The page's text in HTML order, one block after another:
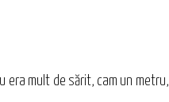
era mult de sărit, cam un metru,